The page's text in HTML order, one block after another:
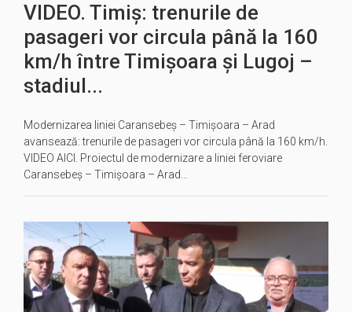
VIDEO. Timiș: trenurile de
pasageri vor circula până la 160
km/h între Timișoara și Lugoj –
stadiul...
Modernizarea liniei Caransebeș – Timișoara – Arad
avansează: trenurile de pasageri vor circula până la 160 km/h.
VIDEO AICI. Proiectul de modernizare a liniei feroviare
Caransebeș – Timișoara – Arad…